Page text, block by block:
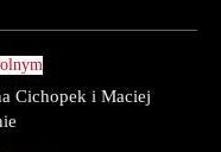
Cichopek i Maciej